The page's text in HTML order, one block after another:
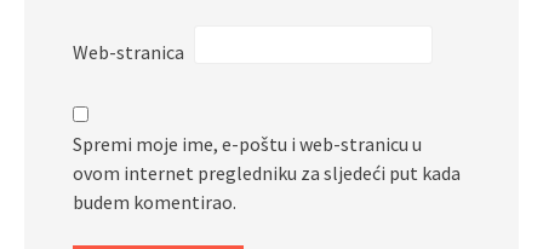
Web-stranica
Spremi moje ime, e-poštu i web-stranicu u
ovom internet pregledniku za sljedeći put kada
budem komentirao.